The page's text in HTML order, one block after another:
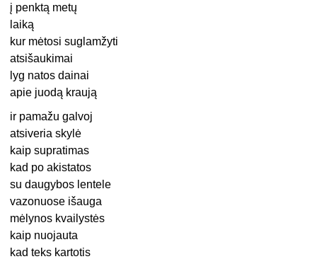
į penktą metų
laiką
kur mėtosi suglamžyti
atsišaukimai
lyg natos dainai
apie juodą kraują
ir pamažu galvoj
atsiveria skylė
kaip supratimas
kad po akistatos
su daugybos lentele
vazonuose išauga
mėlynos kvailystės
kaip nuojauta
kad teks kartotis